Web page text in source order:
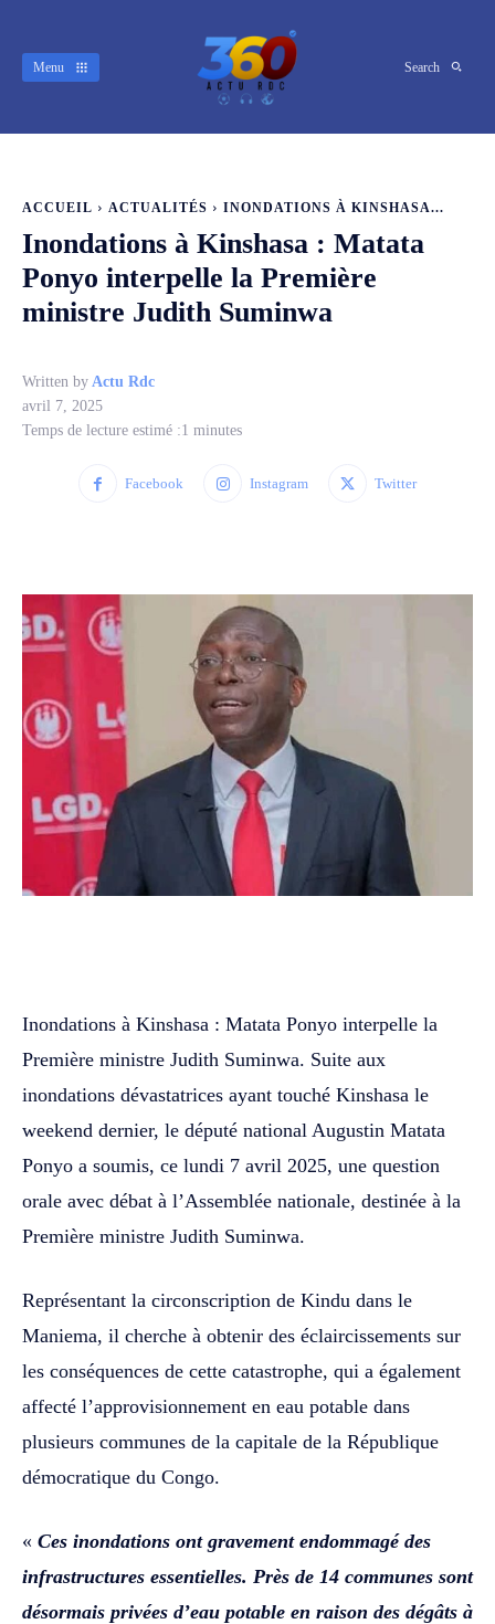
Menu Search
ACCUEIL ACTUALITÉS INONDATIONS À KINSHASA...
Inondations à Kinshasa : Matata
Ponyo interpelle la Première
ministre Judith Suminwa
Written by Actu Rdc
avril 7, 2025
Temps de lecture estimé :1 minutes
Facebook Instagram Twitter
Inondations à Kinshasa : Matata Ponyo interpelle la
Première ministre Judith Suminwa. Suite aux
inondations dévastatrices ayant touché Kinshasa le
weekend dernier, le député national Augustin Matata
Ponyo a soumis, ce lundi 7 avril 2025, une question
orale avec débat à l’Assemblée nationale, destinée à la
Première ministre Judith Suminwa.
Représentant la circonscription de Kindu dans le
Maniema, il cherche à obtenir des éclaircissements sur
les conséquences de cette catastrophe, qui a également
affecté l’approvisionnement en eau potable dans
plusieurs communes de la capitale de la République
démocratique du Congo.
« Ces inondations ont gravement endommagé des
infrastructures essentielles. Près de 14 communes sont
désormais privées d’eau potable en raison des dégâts à